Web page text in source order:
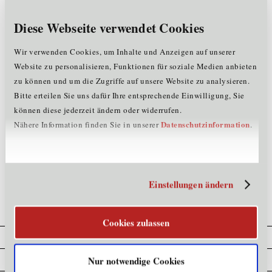
Diese Webseite verwendet Cookies
Wir verwenden Cookies, um Inhalte und Anzeigen auf unserer
Website zu personalisieren, Funktionen für soziale Medien anbieten
zu können und um die Zugriffe auf unsere Website zu analysieren.
Bitte erteilen Sie uns dafür Ihre entsprechende Einwilligung, Sie
können diese jederzeit ändern oder widerrufen.
Nähere Information finden Sie in unsererDatenschutzinformation.
Einstellungen ändern
Cookies zulassen
Nur notwendige Cookies
drücken Sie danach die F5-Taste (Refresh) oder starten
Tipps, wie Sie den Browserverlauf Ihres Computers
löschen können, finden Siehier.
Sollte das Problem weiterhin bestehen, wenden Sie sich
bitte vertrauensvoll an unser Team untert+43.
(0)512.576262 oder perEmail.
Cookie Erklärung